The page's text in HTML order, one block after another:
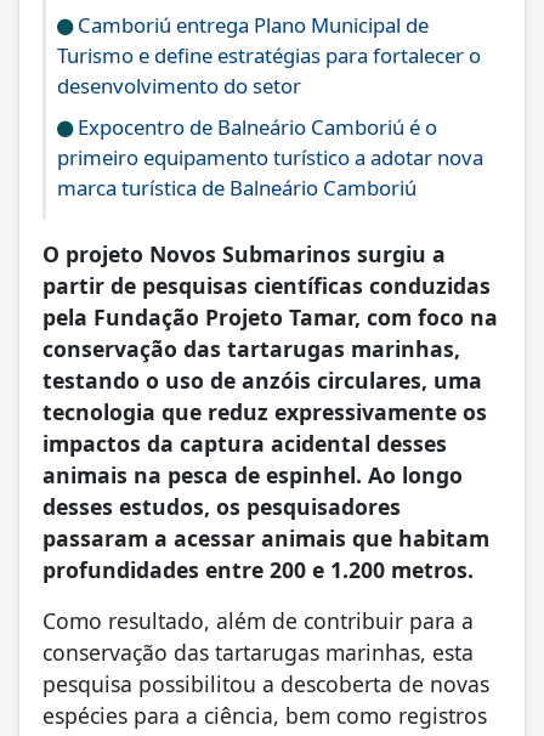
Camboriú entrega Plano Municipal de
Turismo e define estratégias para fortalecer o
desenvolvimento do setor
Expocentro de Balneário Camboriú é o
primeiro equipamento turístico a adotar nova
marca turística de Balneário Camboriú
O projeto Novos Submarinos surgiu a
partir de pesquisas científicas conduzidas
pela Fundação Projeto Tamar, com foco na
conservação das tartarugas marinhas,
testando o uso de anzóis circulares, uma
tecnologia que reduz expressivamente os
impactos da captura acidental desses
animais na pesca de espinhel. Ao longo
desses estudos, os pesquisadores
passaram a acessar animais que habitam
profundidades entre 200 e 1.200 metros.
Como resultado, além de contribuir para a
conservação das tartarugas marinhas, esta
pesquisa possibilitou a descoberta de novas
espécies para a ciência, bem como registros